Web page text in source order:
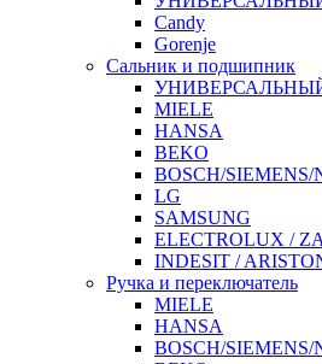
Candy
Gorenje
Сальник и подшипник
MIELE
HANSA
BEKO
BOSCH/SIEMENS/
LG
SAMSUNG
ELECTROLUX /
INDESIT /
Ручка и переключатель
MIELE
HANSA
BOSCH/SIEMENS/